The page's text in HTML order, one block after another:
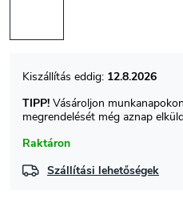
Raktáron
12.8.2026
TIPP! Vásároljon
megrendelését még aznap
Szállítási lehetőségek